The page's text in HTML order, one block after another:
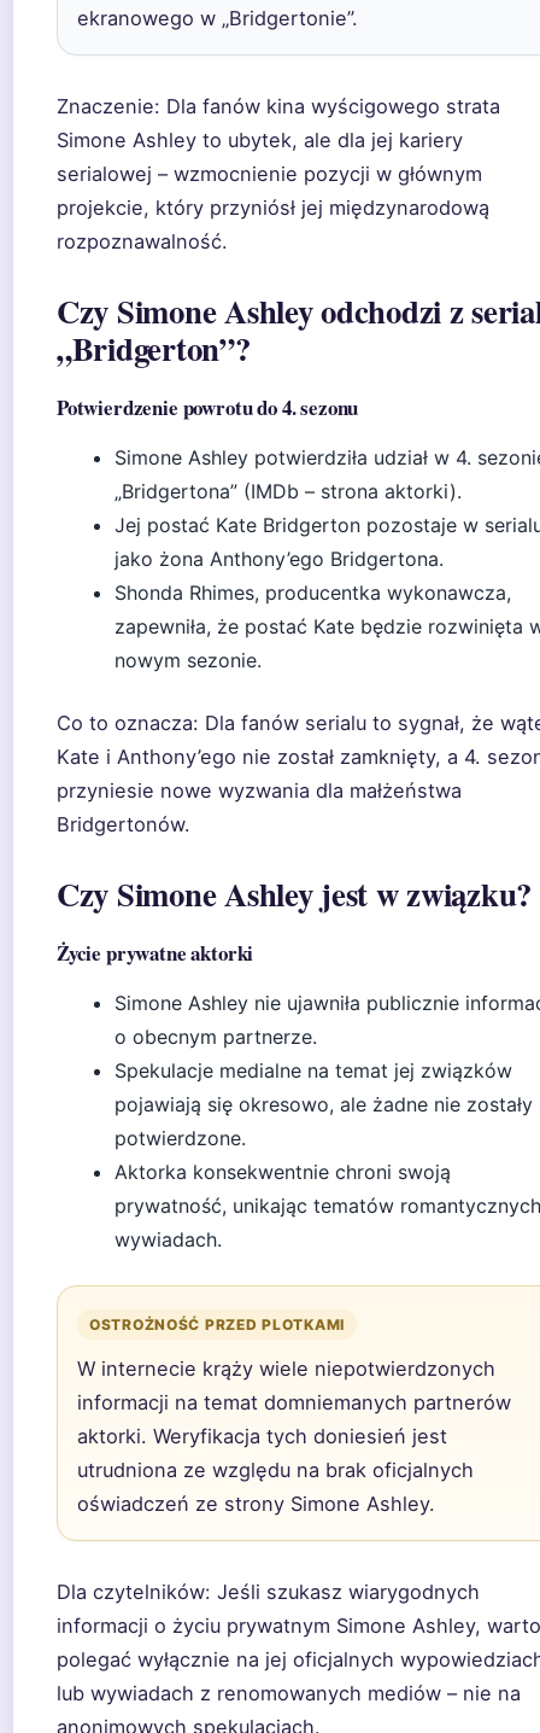
ekranowego w „Bridgertonie”.
Znaczenie: Dla fanów kina wyścigowego strata
Simone Ashley to ubytek, ale dla jej kariery
serialowej – wzmocnienie pozycji w głównym
projekcie, który przyniósł jej międzynarodową
rozpoznawalność.
Czy Simone Ashley odchodzi z
„Bridgerton”?
Potwierdzenie powrotu do 4. sezonu
Simone Ashley potwierdziła udział w 4.
„Bridgertona” (IMDb – strona aktorki).
Jej postać Kate Bridgerton pozostaje w
jako żona Anthony’ego Bridgertona.
Shonda Rhimes, producentka wykonawcza,
zapewniła, że postać Kate będzie rozwinięta
nowym sezonie.
Co to oznacza: Dla fanów serialu to sygnał, że
Kate i Anthony’ego nie został zamknięty, a 4.
przyniesie nowe wyzwania dla małżeństwa
Bridgertonów.
Czy Simone Ashley jest w związku?
Życie prywatne aktorki
Simone Ashley nie ujawniła publicznie
o obecnym partnerze.
Spekulacje medialne na temat jej związków
pojawiają się okresowo, ale żadne nie zostały
potwierdzone.
Aktorka konsekwentnie chroni swoją
prywatność, unikając tematów
wywiadach.
OSTROŻNOŚĆ PRZED PLOTKAMI
W internecie krąży wiele niepotwierdzonych
informacji na temat domniemanych partnerów
aktorki. Weryfikacja tych doniesień jest
utrudniona ze względu na brak oficjalnych
oświadczeń ze strony Simone Ashley.
Dla czytelników: Jeśli szukasz wiarygodnych
informacji o życiu prywatnym Simone Ashley, warto
polegać wyłącznie na jej oficjalnych
lub wywiadach z renomowanych mediów – nie na
anonimowych spekulacjach.